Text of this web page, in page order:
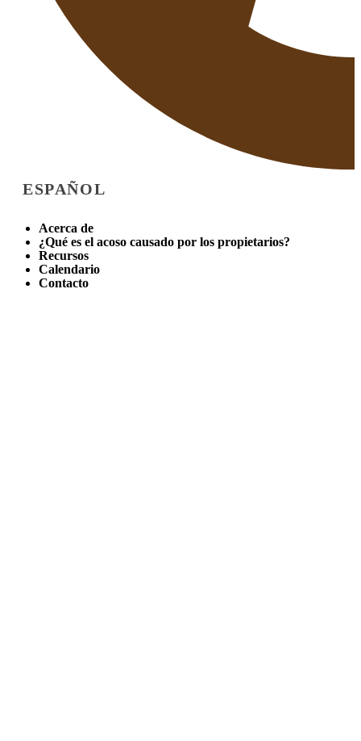
ESPAÑOL
Acerca de
¿Qué es el acoso causado por los propietarios?
Recursos
Calendario
Contacto